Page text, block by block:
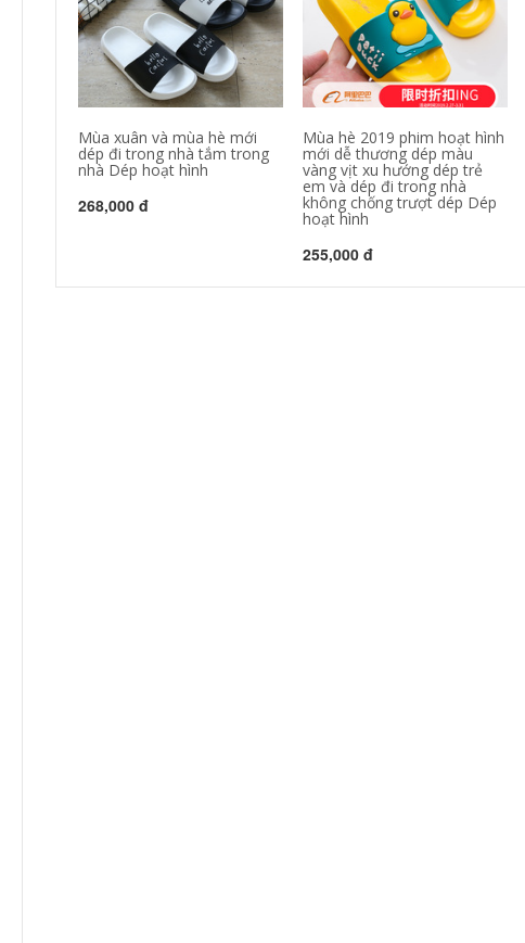
Mùa xuân và mùa hè mới
dép đi trong nhà tắm trong
nhà Dép hoạt hình
268,000 đ
Mùa hè 2019 phim hoạt hình
mới dễ thương dép màu
vàng vịt xu hướng dép trẻ
em và dép đi trong nhà
không chống trượt dép Dép
hoạt hình
255,000 đ